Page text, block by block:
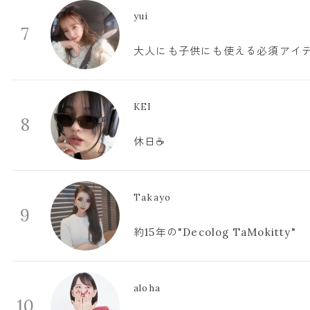
7
yui
大人にも子供にも使える必須アイ
8
KEI
休日☕️
9
Takayo
約15年の"Decolog TaMokitty"
aloha